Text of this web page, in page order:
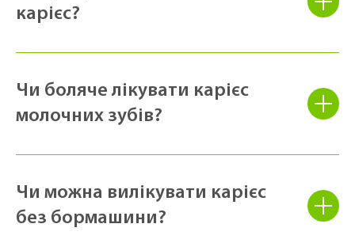
карієс?
Чи боляче лікувати карієс
молочних зубів?
Чи можна вилікувати карієс
без бормашини?